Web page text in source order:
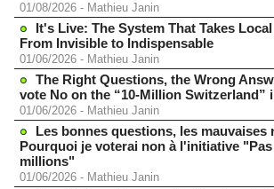
01/08/2026 - Mathieu Janin
It's Live: The System That Takes
From Invisible to Indispensable
01/06/2026 - Mathieu Janin
The Right Questions, the Wrong
vote No on the “10-Million Switzerland”
01/06/2026 - Mathieu Janin
Les bonnes questions, les mauvaises
Pourquoi je voterai non à l'initiative
millions"
01/06/2026 - Mathieu Janin